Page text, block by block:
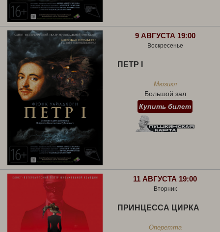
9 АВГУСТА 19:00
Воскресенье
ПЕТР I
Мюзикл
Большой зал
Купить билет
11 АВГУСТА 19:00
Вторник
ПРИНЦЕССА ЦИРКА
Оперетта